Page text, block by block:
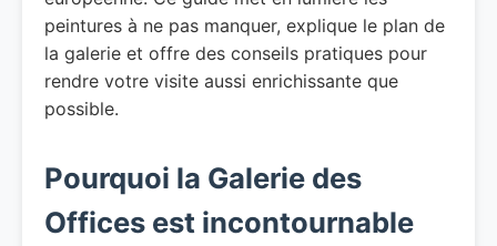
peintures à ne pas manquer, explique le plan de
la galerie et offre des conseils pratiques pour
rendre votre visite aussi enrichissante que
possible.
Pourquoi la Galerie des
Offices est incontournable